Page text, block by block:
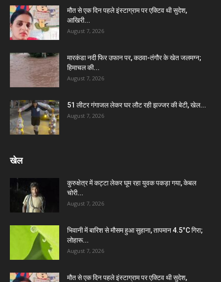
मौत से एक दिन पहले इंस्टाग्राम पर एक्टिव थी सुदेश,
आखिरी...
August 7, 2026
मारकंडा नदी फिर उफान पर, कठवा-तंगौर के खेत जलमग्न;
हिमाचल की...
August 7, 2026
51 लीटर गंगाजल लेकर घर लौट रही झज्जर की बेटी, खेल...
August 7, 2026
खेल
कुरुक्षेत्र में कट्टा लेकर घूम रहा युवक पकड़ा गया, केबल
चोरी...
August 7, 2026
भिवानी में बारिश से मौसम हुआ सुहाना, तापमान 4.5°C गिरा;
लोहारू...
August 7, 2026
मौत से एक दिन पहले इंस्टाग्राम पर एक्टिव थी सुदेश,